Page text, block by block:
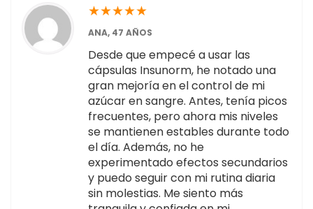
★★★★★
ANA, 47 AÑOS
Desde que empecé a usar las
cápsulas Insunorm, he notado una
gran mejoría en el control de mi
azúcar en sangre. Antes, tenía picos
frecuentes, pero ahora mis niveles
se mantienen estables durante todo
el día. Además, no he
experimentado efectos secundarios
y puedo seguir con mi rutina diaria
sin molestias. Me siento más